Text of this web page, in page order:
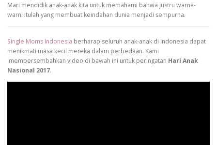
Mari mendidik anak-anak kita untuk memahami bahwa justru warna-
warni itulah yang membuat keindahan dunia menjadi sempurna.
Single Moms Indonesia berharap seluruh anak-anak di Indonesia dapat
menikmati masa kecil mereka dalam perbedaan. Kami
mempersembahkan video di bawah ini untuk peringatan Hari Anak
Nasional 2017.